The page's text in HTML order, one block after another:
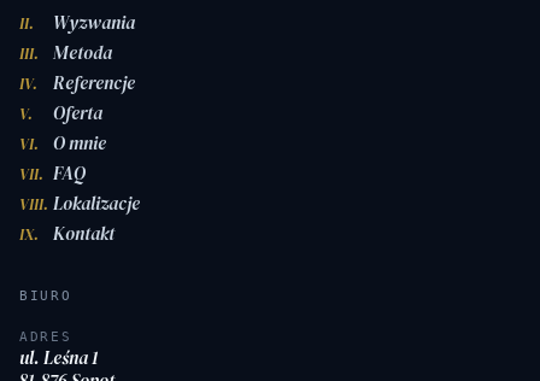
II. Wyzwania
III. Metoda
IV. Referencje
V. Oferta
VI. O mnie
VII. FAQ
VIII. Lokalizacje
IX. Kontakt
BIURO
ADRES
ul. Leśna 1